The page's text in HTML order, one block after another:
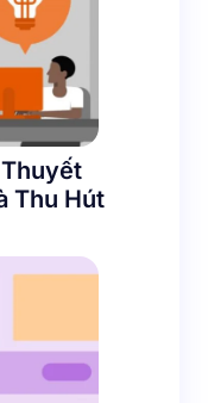
Thu Hút